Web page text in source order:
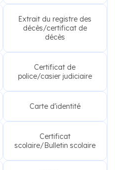
Extrait du registre des
décès/certificat de
décès
Certificat de
police/casier judiciaire
Carte d'identité
Certificat
scolaire/Bulletin scolaire